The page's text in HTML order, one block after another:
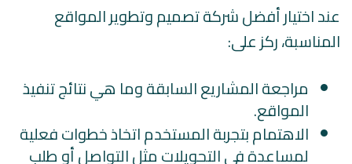
عند اختيار أفضل شركة تصميم وتطوير المواقع
المناسبة، ركز على:
مراجعة المشاريع السابقة وما هي نتائج تنفيذ
المواقع.
الاهتمام بتجربة المستخدم اتخاذ خطوات فعلية
لمساعدة في التحويلات مثل التواصل أو طلب